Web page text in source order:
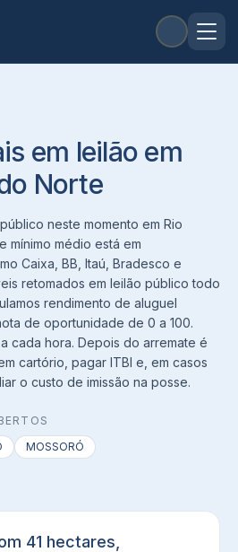
em leilão em
Norte
neste momento em Rio
mínimo médio está em
Caixa, BB, Itaú, Bradesco e
retomados em leilão público todo
rendimento de aluguel
de oportunidade de 0 a 100.
cada hora. Depois do arremate é
cartório, pagar ITBI e, em casos
o custo de imissão na posse.
MOSSORÓ
41 hectares,